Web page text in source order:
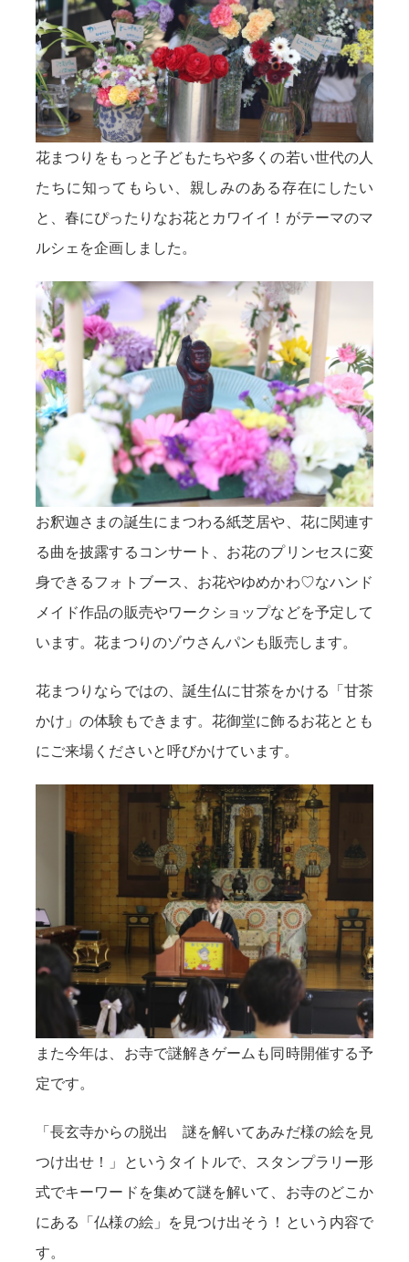
花まつりをもっと子どもたちや多くの若い世代の人
たちに知ってもらい、親しみのある存在にしたい
と、春にぴったりなお花とカワイイ！がテーマのマ
ルシェを企画しました。
お釈迦さまの誕生にまつわる紙芝居や、花に関連す
る曲を披露するコンサート、お花のプリンセスに変
身できるフォトブース、お花やゆめかわ♡なハンド
メイド作品の販売やワークショップなどを予定して
います。花まつりのゾウさんパンも販売します。
花まつりならではの、誕生仏に甘茶をかける「甘茶
かけ」の体験もできます。花御堂に飾るお花ととも
にご来場くださいと呼びかけています。
また今年は、お寺で謎解きゲームも同時開催する予
定です。
「長玄寺からの脱出 謎を解いてあみだ様の絵を見
つけ出せ！」というタイトルで、スタンプラリー形
式でキーワードを集めて謎を解いて、お寺のどこか
にある「仏様の絵」を見つけ出そう！という内容で
す。